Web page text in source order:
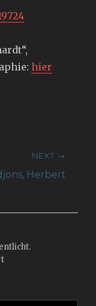
hier
NEXT →
Herbert